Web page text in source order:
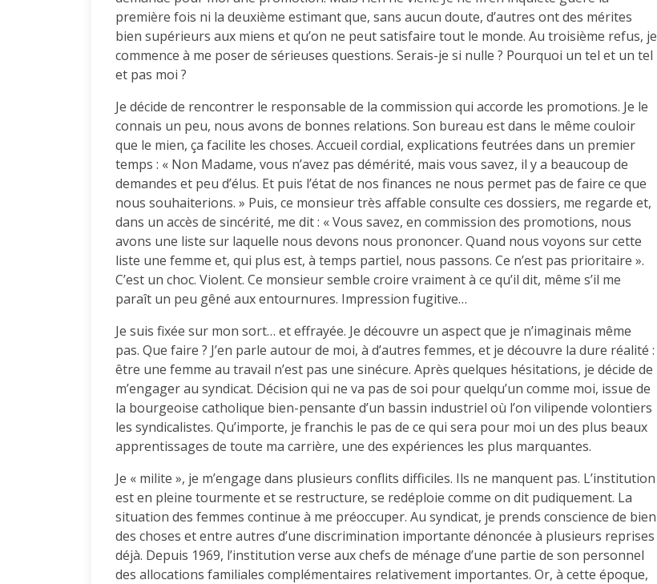
première fois ni la deuxième estimant que, sans aucun doute, d’autres ont des mérites
bien supérieurs aux miens et qu’on ne peut satisfaire tout le monde. Au troisième refus, je
commence à me poser de sérieuses questions. Serais-je si nulle ? Pourquoi un tel et un tel
et pas moi ?
Je décide de rencontrer le responsable de la commission qui accorde les promotions. Je le
connais un peu, nous avons de bonnes relations. Son bureau est dans le même couloir
que le mien, ça facilite les choses. Accueil cordial, explications feutrées dans un premier
temps : « Non Madame, vous n’avez pas démérité, mais vous savez, il y a beaucoup de
demandes et peu d’élus. Et puis l’état de nos finances ne nous permet pas de faire ce que
nous souhaiterions. » Puis, ce monsieur très affable consulte ces dossiers, me regarde et,
dans un accès de sincérité, me dit : « Vous savez, en commission des promotions, nous
avons une liste sur laquelle nous devons nous prononcer. Quand nous voyons sur cette
liste une femme et, qui plus est, à temps partiel, nous passons. Ce n’est pas prioritaire ».
C’est un choc. Violent. Ce monsieur semble croire vraiment à ce qu’il dit, même s’il me
paraît un peu gêné aux entournures. Impression fugitive…
Je suis fixée sur mon sort… et effrayée. Je découvre un aspect que je n’imaginais même
pas. Que faire ? J’en parle autour de moi, à d’autres femmes, et je découvre la dure réalité :
être une femme au travail n’est pas une sinécure. Après quelques hésitations, je décide de
m’engager au syndicat. Décision qui ne va pas de soi pour quelqu’un comme moi, issue de
la bourgeoise catholique bien-pensante d’un bassin industriel où l’on vilipende volontiers
les syndicalistes. Qu’importe, je franchis le pas de ce qui sera pour moi un des plus beaux
apprentissages de toute ma carrière, une des expériences les plus marquantes.
Je « milite », je m’engage dans plusieurs conflits difficiles. Ils ne manquent pas. L’institution
est en pleine tourmente et se restructure, se redéploie comme on dit pudiquement. La
situation des femmes continue à me préoccuper. Au syndicat, je prends conscience de bien
des choses et entre autres d’une discrimination importante dénoncée à plusieurs reprises
déjà. Depuis 1969, l’institution verse aux chefs de ménage d’une partie de son personnel
des allocations familiales complémentaires relativement importantes. Or, à cette époque,